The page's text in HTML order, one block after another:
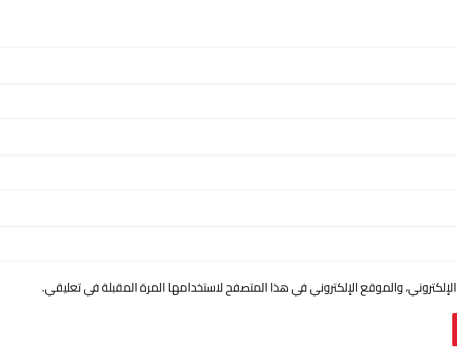
والموقع الإلكتروني في هذا المتصفح لاستخدامها المرة المقبلة في تعليقي.